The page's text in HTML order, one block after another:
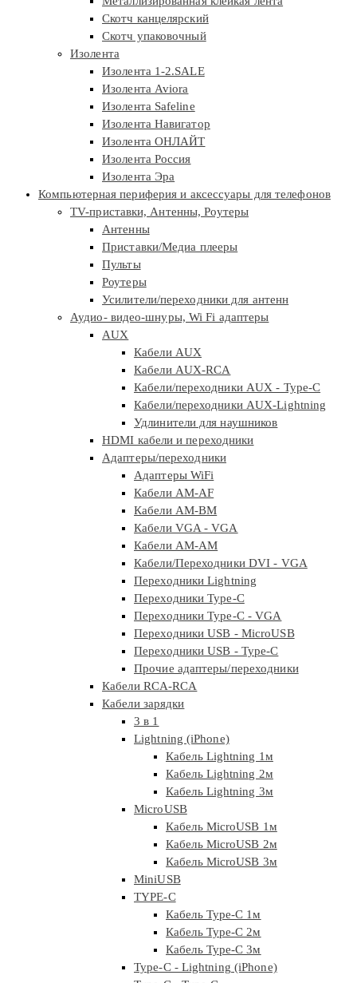
Скотч канцелярский
Скотч упаковочный
Изолента
Изолента 1-2.SALE
Изолента Aviora
Изолента Safeline
Изолента Навигатор
Изолента ОНЛАЙТ
Изолента Россия
Изолента Эра
Компьютерная периферия и аксессуары для телефонов
TV-приставки, Антенны, Роутеры
Антенны
Приставки/Медиа плееры
Пульты
Роутеры
Усилители/переходники для антенн
Аудио- видео-шнуры, Wi Fi адаптеры
AUX
Кабели AUX
Кабели AUX-RCA
Кабели/переходники AUX - Type-C
Кабели/переходники AUX-Lightning
Удлинители для наушников
HDMI кабели и переходники
Адаптеры/переходники
Адаптеры WiFi
Кабели AM-AF
Кабели AM-BM
Кабели VGA - VGA
Кабели АМ-АМ
Кабели/Переходники DVI - VGA
Переходники Lightning
Переходники Type-C
Переходники Type-C - VGA
Переходники USB - MicroUSB
Переходники USB - Type-C
Прочие адаптеры/переходники
Кабели RCA-RCA
Кабели зарядки
3 в 1
Lightning (iPhone)
Кабель Lightning 1м
Кабель Lightning 2м
Кабель Lightning 3м
MicroUSB
Кабель MicroUSB 1м
Кабель MicroUSB 2м
Кабель MicroUSB 3м
MiniUSB
TYPE-C
Кабель Type-C 1м
Кабель Type-C 2м
Кабель Type-C 3м
Type-C - Lightning (iPhone)